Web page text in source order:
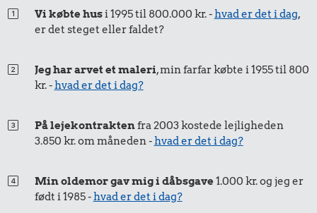
2 kg mel 100 g garn 1 kg havregryn
Vi købte husi 1995 til 800.000 kr. -hvad er det i dag,
er det steget eller faldet?
Jeg har arvet et maleri, min farfar købte i 1955 til 800
kr. -hvad er det i dag?
På lejekontraktenfra 2003 kostede lejligheden
3.850 kr. om måneden -hvad er det i dag?
Min oldemor gav mig i dåbsgave1.000 kr. og jeg er
født i 1985 -hvad er det i dag?